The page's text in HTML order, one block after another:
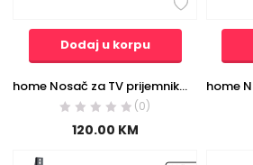
Dodaj u korpu
home Nosač za TV prijemnike 37″-80″, 45 kg, 4D – LCDH 33
(0)
120.00 KM